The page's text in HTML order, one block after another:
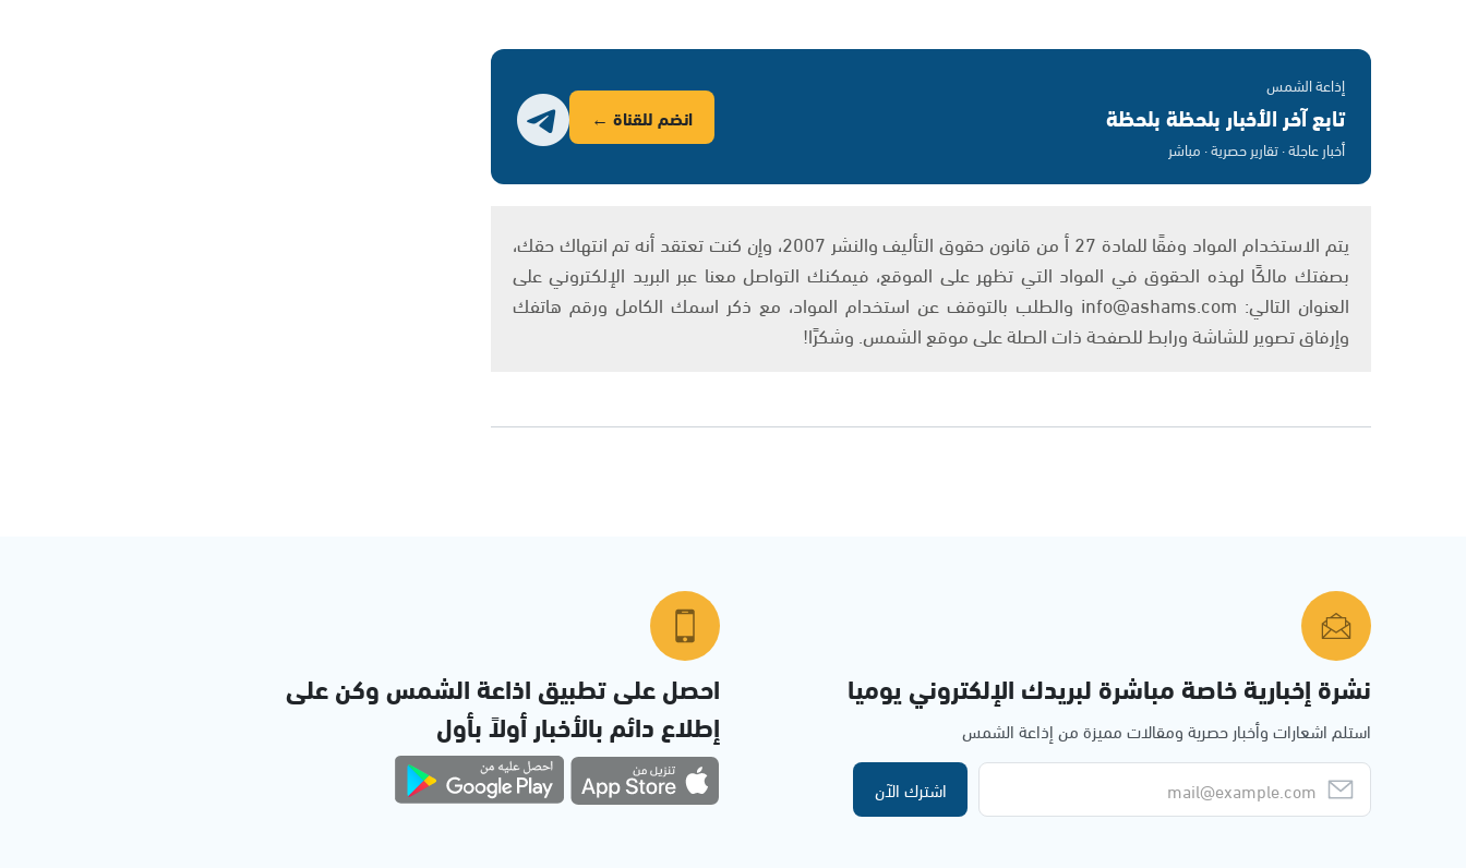
إذاعة الشمس
تابع آخر الأخبار بلحظة بلحظة
أخبار عاجلة · تقارير حصرية · مباشر
انضم للقناة ←
يتم الاستخدام المواد وفقًا للمادة 27 أ من قانون حقوق التأليف والنشر 2007، وإن كنت تعتقد أنه تم انتهاك حقك،
بصفتك مالكًا لهذه الحقوق في المواد التي تظهر على الموقع، فيمكنك التواصل معنا عبر البريد الإلكتروني على
العنوان التالي: info@ashams.com والطلب بالتوقف عن استخدام المواد، مع ذكر اسمك الكامل ورقم هاتفك
وإرفاق تصوير للشاشة ورابط للصفحة ذات الصلة على موقع الشمس. وشكرًا!
نشرة إخبارية خاصة مباشرة لبريدك الإلكتروني يوميا
استلم اشعارات وأخبار حصرية ومقالات مميزة من إذاعة الشمس
اشترك الآن
احصل على تطبيق اذاعة الشمس وكن على
إطلاع دائم بالأخبار أولاً بأول